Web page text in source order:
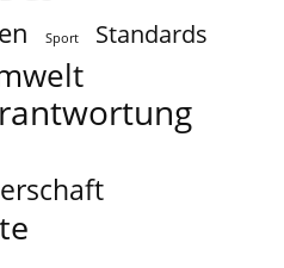
Sport Standards